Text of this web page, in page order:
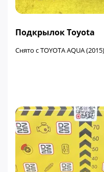
Подкрылок Toyota
Снято с TOYOTA AQUA (2015)